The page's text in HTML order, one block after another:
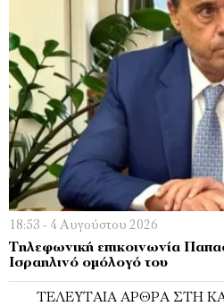
18:53 - 4 Αυγούστου 2026
Τηλεφωνική επικοινωνία
Ισραηλινό ομόλογό του
ΤΕΛΕΥΤΑΊΑ ΆΡΘΡΑ ΣΤΗ